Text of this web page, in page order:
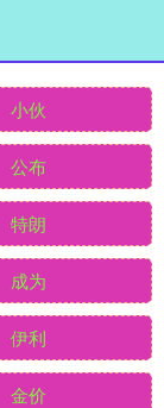
小伙
公布
特朗
成为
伊利
金价